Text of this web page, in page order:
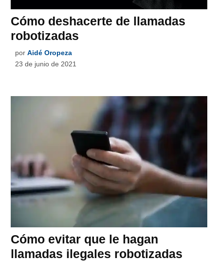
Cómo deshacerte de llamadas
robotizadas
por Aidé Oropeza
23 de junio de 2021
Cómo evitar que le hagan
llamadas ilegales robotizadas